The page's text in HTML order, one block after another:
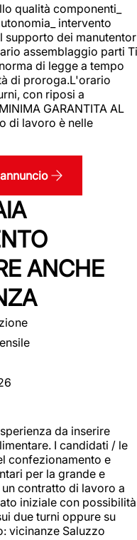
qualità componenti_
intervento
supporto dei
assemblaggio parti Ti
di legge a tempo
di proroga.L'orario
con riposi a
GARANTITA AL
di lavoro è nelle
ANCHE
da inserire
I candidati / le
confezionamento e
per la grande e
contratto di lavoro a
iniziale con possibilità
due turni oppure su
vicinanze Saluzzo